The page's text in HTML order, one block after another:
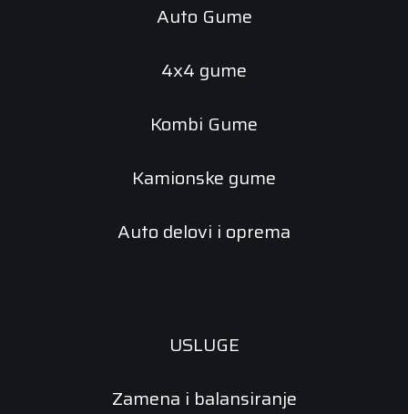
Auto Gume
4x4 gume
Kombi Gume
Kamionske gume
Auto delovi i oprema
USLUGE
Zamena i balansiranje